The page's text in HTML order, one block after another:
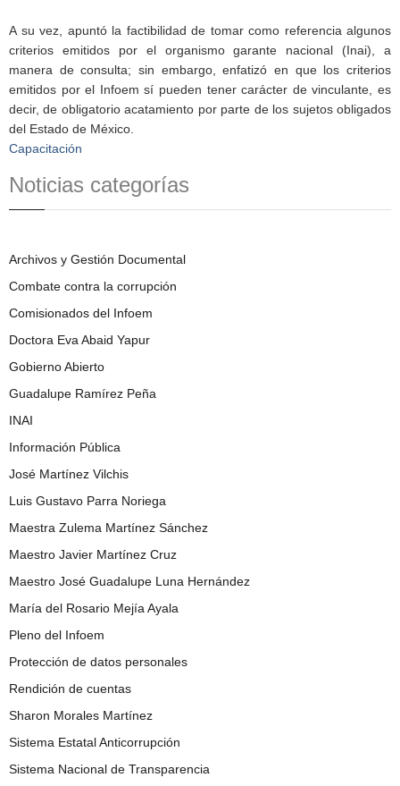
A su vez, apuntó la factibilidad de tomar como referencia algunos
criterios emitidos por el organismo garante nacional (Inai), a
manera de consulta; sin embargo, enfatizó en que los criterios
emitidos por el Infoem sí pueden tener carácter de vinculante, es
decir, de obligatorio acatamiento por parte de los sujetos obligados
del Estado de México.
Capacitación
Noticias categorías
Archivos y Gestión Documental
Combate contra la corrupción
Comisionados del Infoem
Doctora Eva Abaid Yapur
Gobierno Abierto
Guadalupe Ramírez Peña
INAI
Información Pública
José Martínez Vilchis
Luis Gustavo Parra Noriega
Maestra Zulema Martínez Sánchez
Maestro Javier Martínez Cruz
Maestro José Guadalupe Luna Hernández
María del Rosario Mejía Ayala
Pleno del Infoem
Protección de datos personales
Rendición de cuentas
Sharon Morales Martínez
Sistema Estatal Anticorrupción
Sistema Nacional de Transparencia